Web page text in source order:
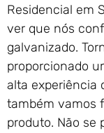
Residencial em
ver que nós
galvanizado.
proporcionado
alta experiência
também vamos
produto. Não se